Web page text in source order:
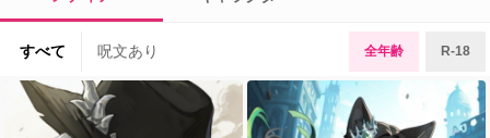
すべて 呪文あり 全年齢 R-18